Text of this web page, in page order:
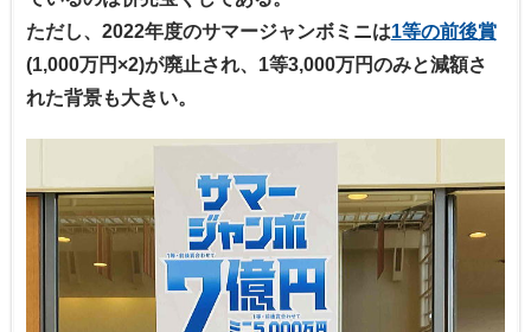
ただし、2022年度のサマージャンボミニは1等の前後賞
(1,000万円×2)が廃止され、1等3,000万円のみと減額さ
れた背景も大きい。